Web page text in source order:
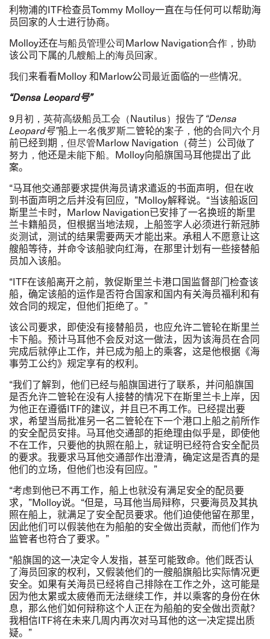
利物浦的ITF检查员Tommy Molloy一直在与任何可以帮助海
员回家的人士进行协商。
Molloy还在与船员管理公司Marlow Navigation合作，协助
该公司下属的几艘船上的海员回家。
我们来看看Molloy和Marlow公司最近面临的一些情况。
“Densa Leopard号”
9月初， 英荷高级船员工会 （Nautilus）报告了“Densa
Leopard号”船 上一名俄罗斯二管轮的案子， 他的合同六个月
前已经到期 ，但尽管Marlow Navigation （荷兰） 公司做了
努力， 他还是未能下船。 Molloy向船旗国马耳他提出了此
案。
“马耳他交通部要求提供海员请求遣返的书面声明，但在收
到书面声明之后并没有回应， ”Molloy解释说。 “当该船返回
斯里兰卡时， Marlow Navigation已安排了一名换班的斯里
兰卡籍船员，但根据当地法规，上船签字人必须进行新冠肺
炎测试，测试的结果需要两天才能出来。承租人不愿意让这
艘船等待，并命令该船驶向红海，在那里计划有一些接替船
员加入该船。
“ITF在该船离开之前， 敦促斯里兰卡港口国监督部门检查该
船，确定该船的运作是否符合国家和国内有关海员福利和有
效合同的规定，但他们拒绝了。 ”
该公司要求，即使没有接替船员，也应允许二管轮在斯里兰
卡下船。预计马耳他不会反对这一做法，因为该海员在合同
完成后就停止工作，并已成为船上的乘客，这是他根据《海
事劳工公约》规定享有的权利。
“我们了解到，他们已经与船旗国进行了联系，并问船旗国
是否允许二管轮在没有人接替的情况下在斯里兰卡上岸，因
为他正在遵循ITF的建议，并且已不再工作。已经提出要
求，希望当局批准另一名二管轮在下一个港口上船之前所作
的安全配员安排。马耳他交通部的拒绝理由似乎是，即使他
不在工作，只要他的执照在船上，就证明已经符合安全配员
的要求。我要求马耳他交通部作出澄清，确定这是否真的是
他们的立场，但他们也没有回应。 ”
“考虑到他已不再工作，船上也就没有满足安全的配员要
求， ”Molloy说。 “但是，马耳他当局辩称，只要海员及其执
照在船上，就满足了安全配员要求。他们迫使他留在那里，
因此他们可以假装他在为船舶的安全做出贡献，而他们作为
监管者也符合了要求。”
“船旗国的这一决定令人发指，甚至可能致命。他们既否认
了海员回家的权利，又假装他们的一艘船旗船比实际情况更
安全。如果有关海员已经将自己排除在工作之外，这可能是
因为他太累或太疲倦而无法继续工作，并以乘客的身份在休
息，那么他们如何辩称这个人正在为船舶的安全做出贡献？
我相信ITF将在未来几周内再次对马耳他的这一决定提出质
疑。 ”